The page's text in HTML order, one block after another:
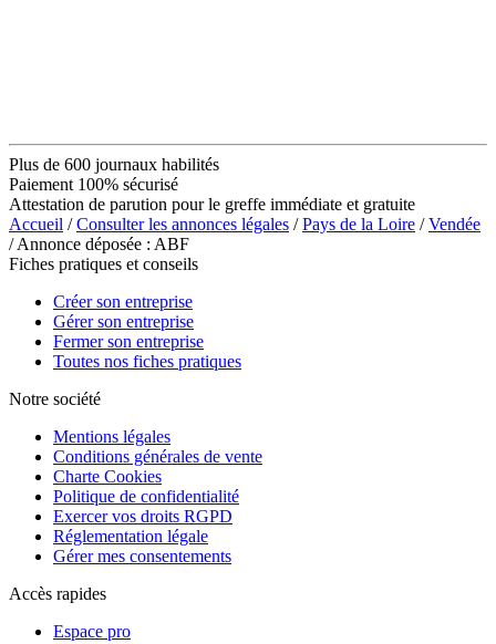
Plus de 600 journaux habilités
Paiement 100% sécurisé
Attestation de parution pour le greffe immédiate et gratuite
Accueil /Consulter les annonces légales /Pays de la Loire /Vendée
/ Annonce déposée : ABF
Fiches pratiques et conseils
Créer son entreprise
Gérer son entreprise
Fermer son entreprise
Toutes nos fiches pratiques
Notre société
Mentions légales
Conditions générales de vente
Charte Cookies
Politique de confidentialité
Exercer vos droits RGPD
Réglementation légale
Gérer mes consentements
Accès rapides
Espace pro